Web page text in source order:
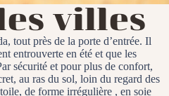
villes
tout près de la porte d’entrée. Il
entrouverte en été et que les
sécurité et pour plus de confort,
au ras du sol, loin du regard des
de forme irrégulière , en soie